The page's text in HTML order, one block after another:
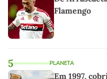
Flamengo
5 PLANETA
Em 1997,